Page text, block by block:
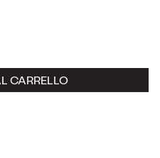
CARRELLO